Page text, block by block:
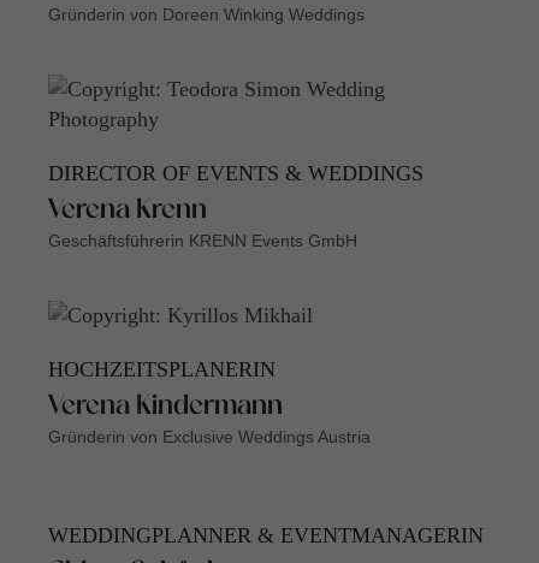
Gründerin von Doreen Winking Weddings
DIRECTOR OF EVENTS & WEDDINGS
Verena Krenn
Geschäftsführerin KRENN Events GmbH
HOCHZEITSPLANERIN
Verena Kindermann
Gründerin von Exclusive Weddings Austria
WEDDINGPLANNER & EVENTMANAGERIN